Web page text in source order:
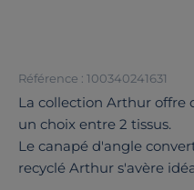
Référence : 100340241631
La collection Arthur offre
un choix entre 2 tissus.
Le canapé d'angle
recyclé Arthur s'avère